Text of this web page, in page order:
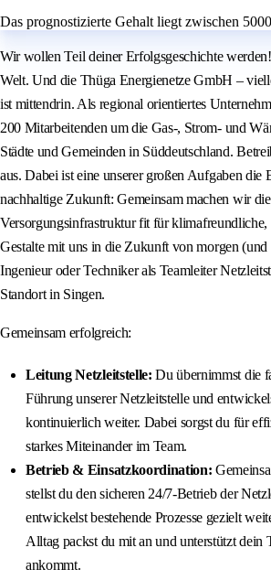
Das prognostizierte Gehalt liegt zwischen
Wir wollen Teil deiner Erfolgsgeschichte
Welt. Und die Thüga Energienetze GmbH –
ist mittendrin. Als regional orientiertes
200 Mitarbeitenden um die Gas-, Strom- und
Städte und Gemeinden in Süddeutschland.
aus. Dabei ist eine unserer großen Aufgaben die
nachhaltige Zukunft: Gemeinsam machen wir die
Versorgungsinfrastruktur fit für klimafreundliche,
Gestalte mit uns in die Zukunft von morgen (und
Ingenieur oder Techniker als Teamleiter
Standort in Singen.
Gemeinsam erfolgreich:
Leitung Netzleitstelle: Du übernimmst die
Führung unserer Netzleitstelle und
kontinuierlich weiter. Dabei sorgst du für
starkes Miteinander im Team.
Betrieb & Einsatzkoordination:
stellst du den sicheren 24/7-Betrieb der
entwickelst bestehende Prozesse gezielt
Alltag packst du mit an und unterstützt dein
ankommt.